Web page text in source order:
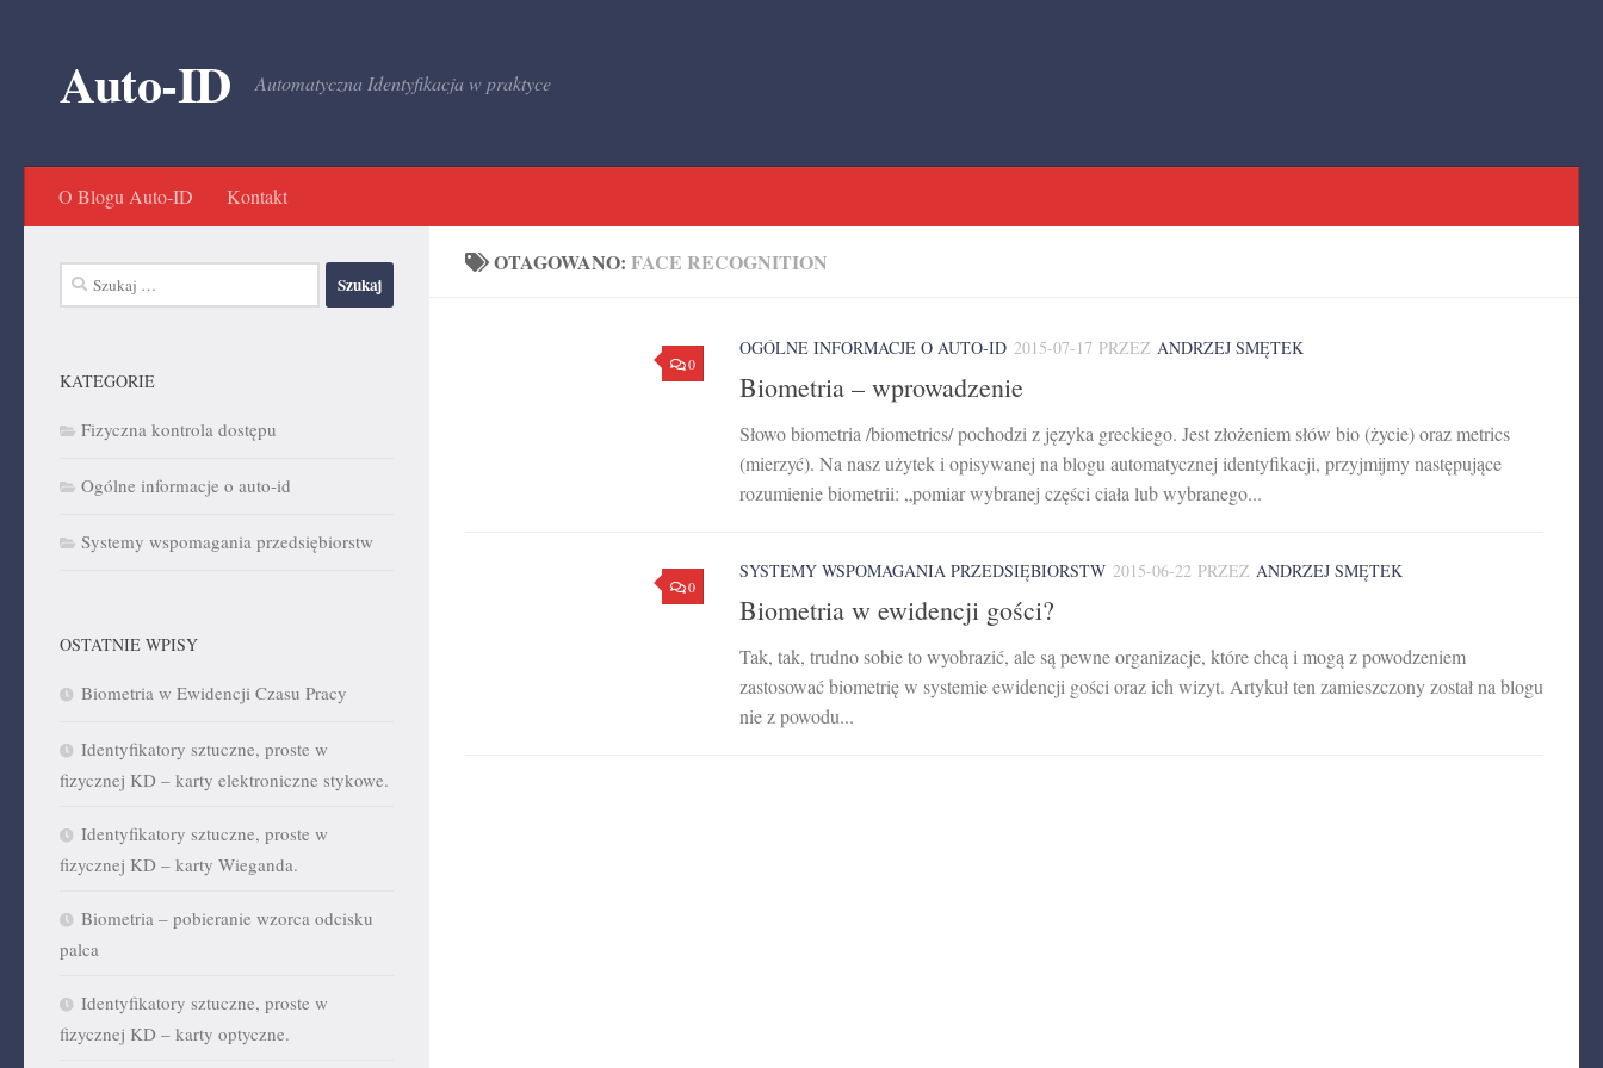
Auto-ID Automatyczna Identyfikacja w praktyce
O Blogu Auto-ID Kontakt
OTAGOWANO: FACE RECOGNITION
0
OGÓLNE INFORMACJE O AUTO-ID 2015-07-17 PRZEZ ANDRZEJ SMĘTEK
Biometria – wprowadzenie
Słowo biometria /biometrics/ pochodzi z języka greckiego. Jest złożeniem słów bio (życie) oraz metrics
(mierzyć). Na nasz użytek i opisywanej na blogu automatycznej identyfikacji, przyjmijmy następujące
rozumienie biometrii: „pomiar wybranej części ciała lub wybranego...
0
SYSTEMY WSPOMAGANIA PRZEDSIĘBIORSTW 2015-06-22 PRZEZ ANDRZEJ SMĘTEK
Biometria w ewidencji gości?
Tak, tak, trudno sobie to wyobrazić, ale są pewne organizacje, które chcą i mogą z powodzeniem
zastosować biometrię w systemie ewidencji gości oraz ich wizyt. Artykuł ten zamieszczony został na blogu
nie z powodu...
Szukaj:
KATEGORIE
Fizyczna kontrola dostępu
Ogólne informacje o auto-id
Systemy wspomagania przedsiębiorstw
OSTATNIE WPISY
Biometria w Ewidencji Czasu Pracy
Identyfikatory sztuczne, proste w
fizycznej KD – karty elektroniczne stykowe.
Identyfikatory sztuczne, proste w
fizycznej KD – karty Wieganda.
Biometria – pobieranie wzorca odcisku
palca
Identyfikatory sztuczne, proste w
fizycznej KD – karty optyczne.